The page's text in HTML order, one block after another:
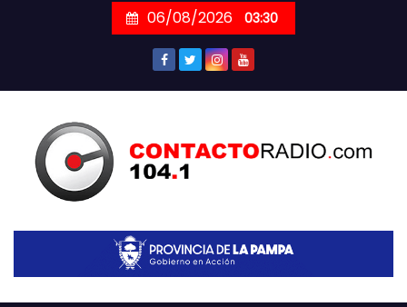
06/08/2026 03:30